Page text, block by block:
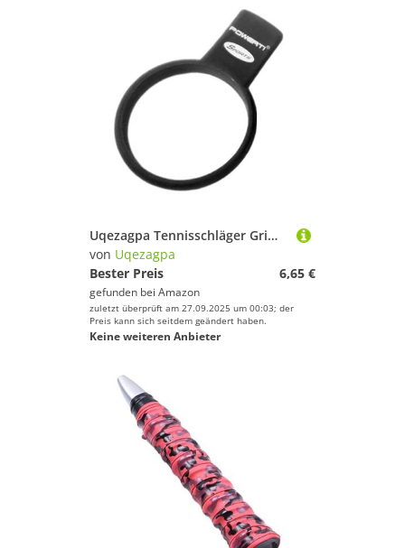
Uqezagpa Tennisschläger Griffisolator Grifftrainer Werkzeug Korrekturgerät zur Verbesserung der Fähigkeiten akkurat Sporttraining Zubehör Bequem für Tennis
von Uqezagpa
Bester Preis
6,65 €
gefunden bei Amazon
zuletzt überprüft am 27.09.2025 um 00:03; der
Preis kann sich seitdem geändert haben.
Keine weiteren Anbieter